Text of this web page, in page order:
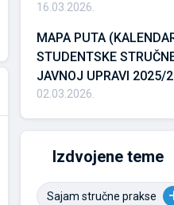
16.03.2026.
MAPA PUTA
STUDENTSKE
JAVNOJ UPRAVI 2025/
02.03.2026.
Izdvojene teme
Sajam stručne prakse